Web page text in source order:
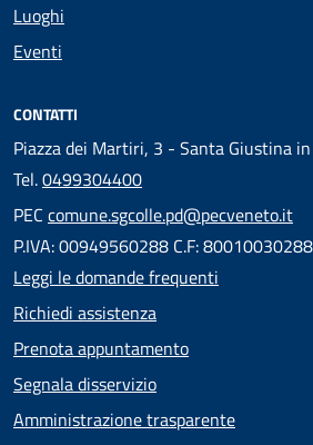
Luoghi
Eventi
CONTATTI
Piazza dei Martiri, 3 - Santa Giustina in
Tel.0499304400
PEC comune.sgcolle.pd@pecveneto.it
P.IVA: 00949560288 C.F: 80010030288
Leggi le domande frequenti
Richiedi assistenza
Prenota appuntamento
Segnala disservizio
Amministrazione trasparente